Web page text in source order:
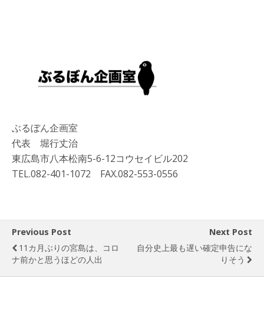
ぶるぼん企画室
代表 堀行丈治
東広島市八本松南5-6-12コウセイビル202
TEL.082-401-1072 FAX.082-553-0556
Previous Post
11カ月ぶりの宮島は、コロ
ナ前かと思うほどの人出
Next Post
自分史上最も遅い確定申告にな
りそう